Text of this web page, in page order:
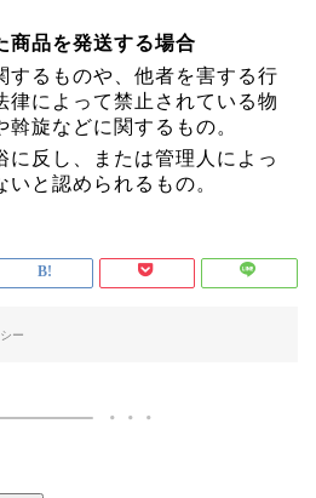
商品を発送する場合
するものや、他者を害する行
律によって禁止されている物
旋などに関するもの。
に反し、または管理人によっ
と認められるもの。
ー